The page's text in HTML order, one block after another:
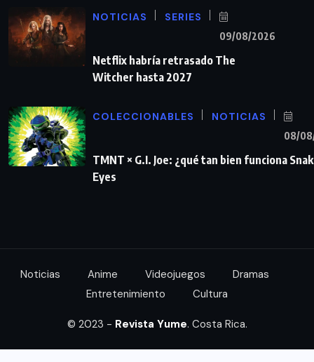
NOTICIAS SERIES
09/08/2026
Netflix habría retrasado The
Witcher hasta 2027
COLECCIONABLES NOTICIAS
08/
TMNT × G.I. Joe: ¿qué tan bien funciona
Eyes
Noticias Anime Videojuegos
Dramas
Entretenimiento
Cultura
© 2023 - Revista Yume. Costa Rica.